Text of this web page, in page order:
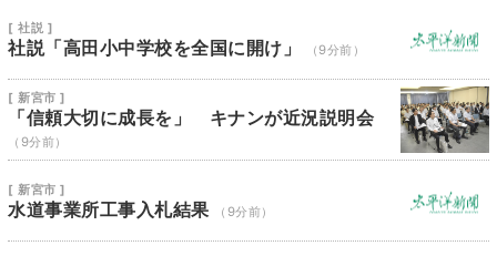
[ 社説 ]
社説「高田小中学校を全国に開け」 （9分前）
[ 新宮市 ]
「信頼大切に成長を」 キナンが近況説明会
（9分前）
[ 新宮市 ]
水道事業所工事入札結果 （9分前）